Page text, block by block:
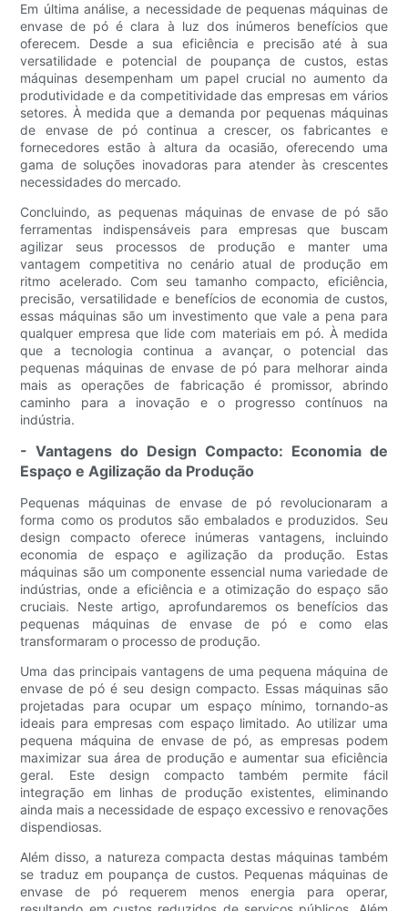
Em última análise, a necessidade de pequenas máquinas de
envase de pó é clara à luz dos inúmeros benefícios que
oferecem. Desde a sua eficiência e precisão até à sua
versatilidade e potencial de poupança de custos, estas
máquinas desempenham um papel crucial no aumento da
produtividade e da competitividade das empresas em vários
setores. À medida que a demanda por pequenas máquinas
de envase de pó continua a crescer, os fabricantes e
fornecedores estão à altura da ocasião, oferecendo uma
gama de soluções inovadoras para atender às crescentes
necessidades do mercado.
Concluindo, as pequenas máquinas de envase de pó são
ferramentas indispensáveis ​​para empresas que buscam
agilizar seus processos de produção e manter uma
vantagem competitiva no cenário atual de produção em
ritmo acelerado. Com seu tamanho compacto, eficiência,
precisão, versatilidade e benefícios de economia de custos,
essas máquinas são um investimento que vale a pena para
qualquer empresa que lide com materiais em pó. À medida
que a tecnologia continua a avançar, o potencial das
pequenas máquinas de envase de pó para melhorar ainda
mais as operações de fabricação é promissor, abrindo
caminho para a inovação e o progresso contínuos na
indústria.
- Vantagens do Design Compacto: Economia de
Espaço e Agilização da Produção
Pequenas máquinas de envase de pó revolucionaram a
forma como os produtos são embalados e produzidos. Seu
design compacto oferece inúmeras vantagens, incluindo
economia de espaço e agilização da produção. Estas
máquinas são um componente essencial numa variedade de
indústrias, onde a eficiência e a otimização do espaço são
cruciais. Neste artigo, aprofundaremos os benefícios das
pequenas máquinas de envase de pó e como elas
transformaram o processo de produção.
Uma das principais vantagens de uma pequena máquina de
envase de pó é seu design compacto. Essas máquinas são
projetadas para ocupar um espaço mínimo, tornando-as
ideais para empresas com espaço limitado. Ao utilizar uma
pequena máquina de envase de pó, as empresas podem
maximizar sua área de produção e aumentar sua eficiência
geral. Este design compacto também permite fácil
integração em linhas de produção existentes, eliminando
ainda mais a necessidade de espaço excessivo e renovações
dispendiosas.
Além disso, a natureza compacta destas máquinas também
se traduz em poupança de custos. Pequenas máquinas de
envase de pó requerem menos energia para operar,